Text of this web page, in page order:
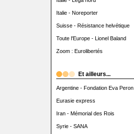
Italie - Noreporter
Suisse - Résistance helvétique
Toute l'Europe - Lionel Baland
Zoom : Eurolibertés
Et ailleurs...
Argentine - Fondation Eva Peron
Eurasie express
Iran - Mémorial des Rois
Syrie - SANA